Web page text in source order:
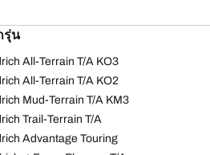
รุ่น
All-Terrain T/A KO3
All-Terrain T/A KO2
Mud-Terrain T/A KM3
Trail-Terrain T/A
Advantage Touring